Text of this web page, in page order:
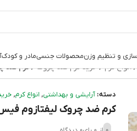
و تنظیم وزنمحصولات جنسیمادر و کودک
انواع کرم خرید کرم ضد چروک کرم ضد
دسته: آرایشی و بهداشتی, انواع کرم,
کرم ضد چروک لیفتازوم فیس